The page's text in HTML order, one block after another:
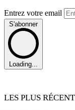
Entrez votre email
S'abonner
Loading...
LES PLUS